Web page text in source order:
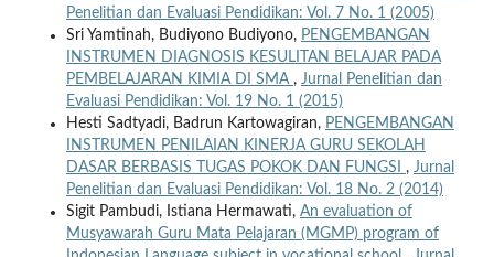
Penelitian dan Evaluasi Pendidikan: Vol. 7 No. 1 (2005)
Sri Yamtinah, Budiyono Budiyono, PENGEMBANGAN
INSTRUMEN DIAGNOSIS KESULITAN BELAJAR PADA
PEMBELAJARAN KIMIA DI SMA , Jurnal Penelitian dan
Evaluasi Pendidikan: Vol. 19 No. 1 (2015)
Hesti Sadtyadi, Badrun Kartowagiran, PENGEMBANGAN
INSTRUMEN PENILAIAN KINERJA GURU SEKOLAH
DASAR BERBASIS TUGAS POKOK DAN FUNGSI , Jurnal
Penelitian dan Evaluasi Pendidikan: Vol. 18 No. 2 (2014)
Sigit Pambudi, Istiana Hermawati, An evaluation of
Musyawarah Guru Mata Pelajaran (MGMP) program of